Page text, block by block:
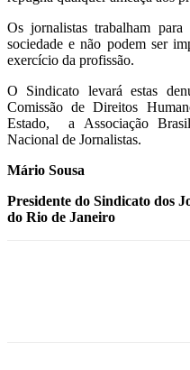
Os jornalistas trabalham
sociedade e não podem ser
exercício da profissão.
O Sindicato levará estas
Comissão de Direitos
Estado, a Associação
Nacional de Jornalistas.
Mário Sousa
Presidente do Sindicato dos
do Rio de Janeiro